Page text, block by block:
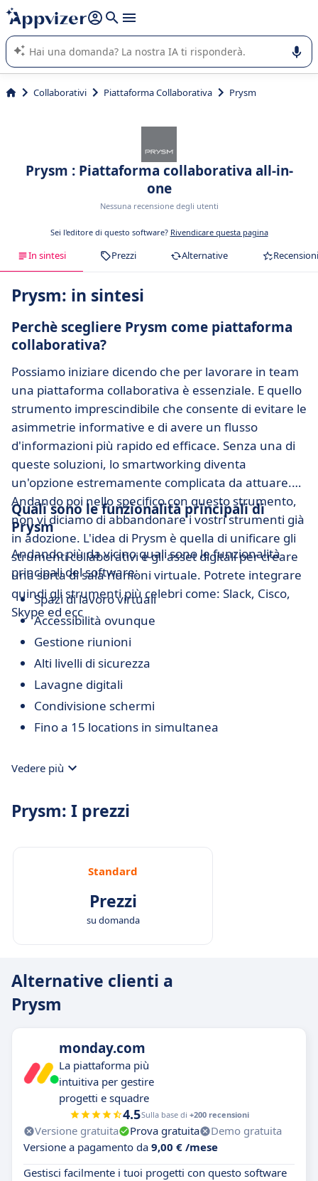
righe con
shift + enter
L'IA di Appvizer vi guida nell'utilizzo o nella scelta di un
software SaaS per la vostra azienda.
Collaborativi Piattaforma Collaborativa Prysm
Prysm : Piattaforma collaborativa all-in-
one
Nessuna recensione degli utenti
Sei l'editore di questo software? Rivendicare questa pagina
In sintesi Prezzi Alternative Recensioni
Prysm: in sintesi
Perchè scegliere Prysm come piattaforma
collaborativa?
Possiamo iniziare dicendo che per lavorare in team
una piattaforma collaborativa è essenziale. E quello
strumento imprescindibile che consente di evitare le
asimmetrie informative e di avere un flusso
d'informazioni più rapido ed efficace. Senza una di
queste soluzioni, lo smartworking diventa
un'opzione estremamente complicata da attuare.
Andando poi nello specifico con questo strumento,
non vi diciamo di abbandonare i vostri strumenti già
in adozione. L'idea di Prysm è quella di unificare gli
strumenti collaborativi e gli asset digitali per creare
una sorta di sala riunioni virtuale. Potrete integrare
quindi gli strumenti più celebri come: Slack, Cisco,
Skype ed ecc
Quali sono le funzionalità principali di
Prysm
Andando più da vicino quali sono le funzionalità
principali del software:
Spazi di lavoro virtuali
Accessibilità ovunque
Gestione riunioni
Alti livelli di sicurezza
Lavagne digitali
Condivisione schermi
Fino a 15 locations in simultanea
Vedere più
Prysm: I prezzi
Standard
Prezzi
su domanda
Alternative clienti a
Prysm
monday.com
La piattaforma più
intuitiva per gestire
progetti e squadre
4.5Sulla base di +200 recensioni
Versione gratuita Prova gratuita
Demo gratuita
Versione a pagamento da 9,00 € /mese
Gestisci facilmente i tuoi progetti con questo software